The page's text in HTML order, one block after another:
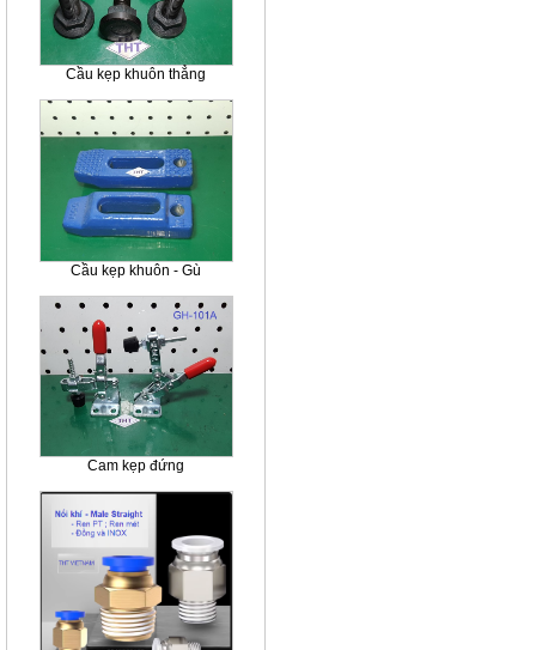
Cầu kẹp khuôn thẳng
Cầu kẹp khuôn - Gù
Cam kẹp đứng